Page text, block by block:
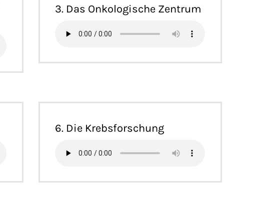
3. Das Onkologische Zentrum
6. Die Krebsforschung